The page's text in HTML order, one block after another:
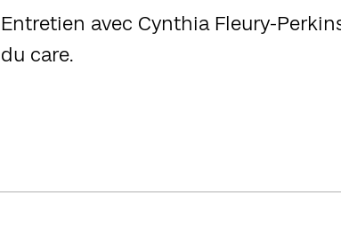
Entretien avec Cynthia Fleury-
du care.